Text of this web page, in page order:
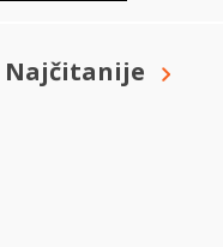
Najčitanije